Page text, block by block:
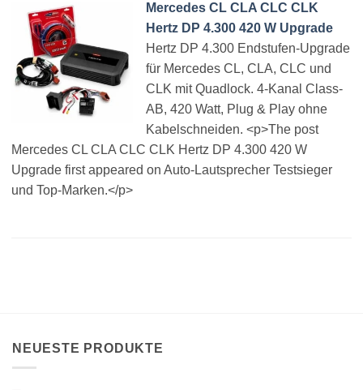
Mercedes CL CLA CLC CLK
Hertz DP 4.300 420 W Upgrade
Hertz DP 4.300 Endstufen-Upgrade
für Mercedes CL, CLA, CLC und
CLK mit Quadlock. 4-Kanal Class-
AB, 420 Watt, Plug & Play ohne
Kabelschneiden. <p>The post
Mercedes CL CLA CLC CLK Hertz DP 4.300 420 W
Upgrade first appeared on Auto-Lautsprecher Testsieger
und Top-Marken.</p>
NEUESTE PRODUKTE